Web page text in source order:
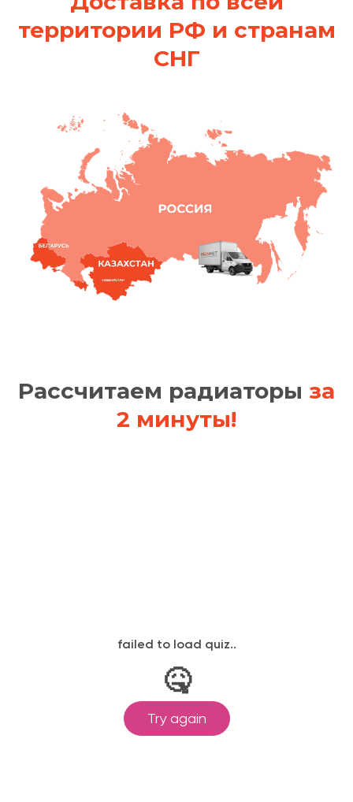
территории РФ и странам
СНГ
Рассчитаем радиаторы за
2 минуты!